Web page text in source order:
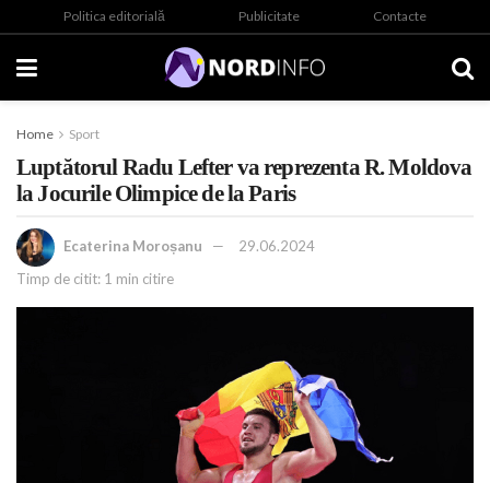
Politica editorială Publicitate Contacte
Home Sport
Luptătorul Radu Lefter va reprezenta R. Moldova
la Jocurile Olimpice de la Paris
Ecaterina Moroșanu
29.06.2024
Timp de citit: 1 min citire